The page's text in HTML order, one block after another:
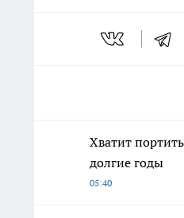
Хватит
долгие годы
05:40